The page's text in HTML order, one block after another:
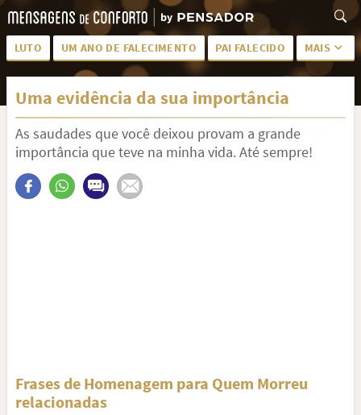
LUTO UM ANO DE FALECIMENTO PAI FALECIDO MAIS
LUTO PARA AMIGA PALAVRAS
PÊSAMES PARA AMIGA DESCANSE EM PAZ
FRASES DE LUTO PARA AMIGO
Uma evidência da sua importância
As saudades que você deixou provam a grande
importância que teve na minha vida. Até sempre!
Frases de Homenagem para Quem Morreu
relacionadas